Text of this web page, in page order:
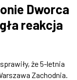
Dworca
reakcja
że 5-letnia
Zachodnia.